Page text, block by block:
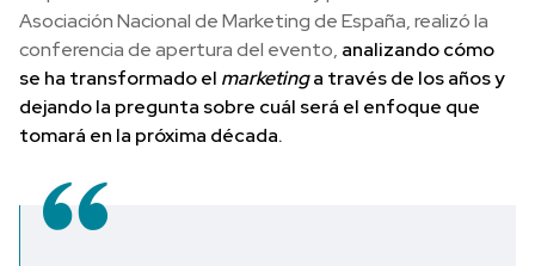
Asociación Nacional de Marketing de España, realizó la
conferencia de apertura del evento, analizando cómo
se ha transformado el marketinga través de los años y
dejando la pregunta sobre cuál será el enfoque que
tomará en la próxima década.